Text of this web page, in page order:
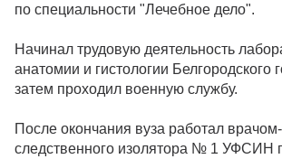
по специальности "Лечебное дело".
Начинал трудовую деятельность
анатомии и гистологии Белгородского
затем проходил военную службу.
После окончания вуза работал
следственного изолятора № 1 УФСИН